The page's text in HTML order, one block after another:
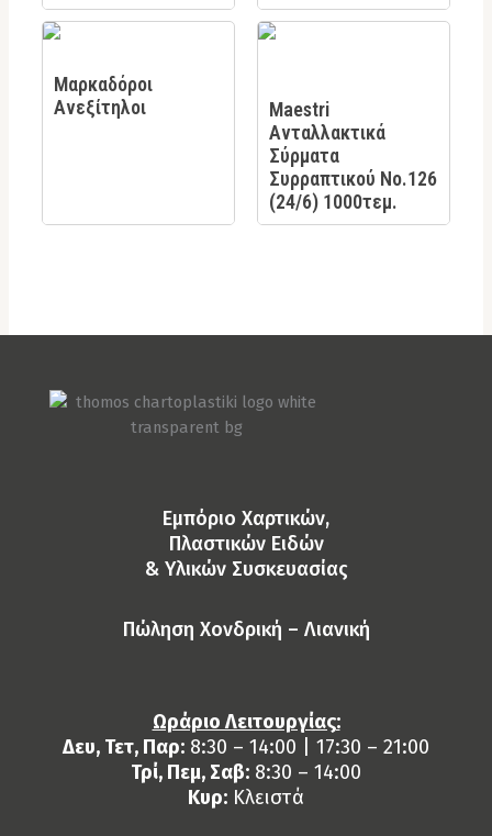
Μαρκαδόροι
Ανεξίτηλοι
Maestri
Ανταλλακτικά
Σύρματα
Συρραπτικού No.126
(24/6) 1000τεμ.
Eμπόριο Χαρτικών,
Πλαστικών Ειδών
& Yλικών Συσκευασίας
Πώληση Χονδρική – Λιανική
Ωράριο Λειτουργίας:
Δευ, Τετ, Παρ: 8:30 – 14:00 | 17:30 – 21:00
Τρί, Πεμ, Σαβ: 8:30 – 14:00
Κυρ: Κλειστά